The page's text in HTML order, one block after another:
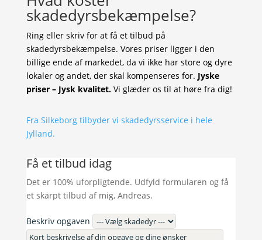
skadedyrsbekæmpelse?
Ring eller skriv for at få et tilbud på
skadedyrsbekæmpelse. Vores priser ligger i den
billige ende af markedet, da vi ikke har store og dyre
lokaler og andet, der skal kompenseres for. Jyske
priser – Jysk kvalitet.Vi glæder os til at høre fra dig!
Fra Silkeborg tilbyder vi skadedyrsservice i hele
Jylland.
Få et tilbud idag
Det er 100% uforpligtende. Udfyld formularen og få
et skarpt tilbud af mig, Andreas.
Beskriv opgaven